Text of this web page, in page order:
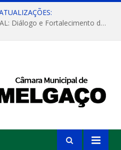
Convite: Encontro da APAIGAL: Diálogo e Fortalecimento da Agricultura Familiar